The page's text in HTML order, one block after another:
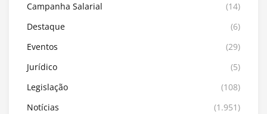
Campanha Salarial
(14)
Destaque
(6)
Eventos
(29)
Jurídico
(5)
Legislação
(108)
Notícias
(1.951)